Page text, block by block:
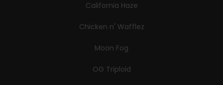
California Haze
Chicken n' Wafflez
Moon Fog
OG Triploid